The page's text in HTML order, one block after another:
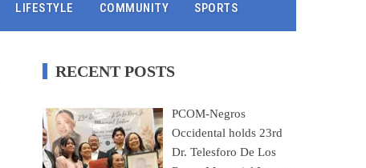
LIFESTYLE COMMUNITY SPORTS
RECENT POSTS
PCOM-Negros
Occidental holds 23rd
Dr. Telesforo De Los